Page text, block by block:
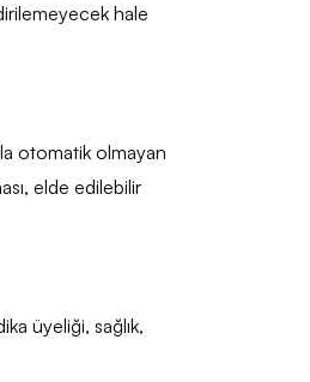
hale
otomatik olmayan
elde edilebilir
üyeliği, sağlık,